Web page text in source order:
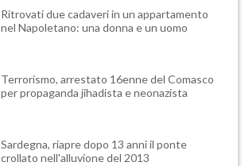
Ritrovati due cadaveri in un appartamento
nel Napoletano: una donna e un uomo
Terrorismo, arrestato 16enne del Comasco
per propaganda jihadista e neonazista
Sardegna, riapre dopo 13 anni il ponte
crollato nell'alluvione del 2013